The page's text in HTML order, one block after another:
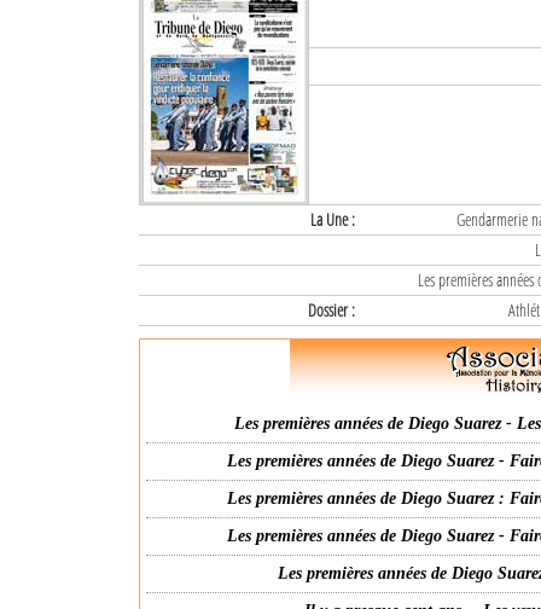
La Une :
Gendarmerie
Les premières
Dossier :
Les premières années de Diego Suarez -
Les premières années de Diego Suarez -
Les premières années de Diego Suarez :
Les premières années de Diego Suarez -
Les premières années de Diego